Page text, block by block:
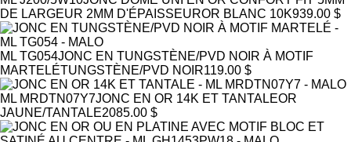
DE LARGEUR 2MM D'ÉPAISSEUROR BLANC 10K939.00 $
ML TG054JONC EN TUNGSTÈNE/PVD NOIR À MOTIF
MARTELÉTUNGSTÈNE/PVD NOIR119.00 $
ML MRDTN07Y7JONC EN OR 14K ET TANTALEOR
JAUNE/TANTALE2085.00 $